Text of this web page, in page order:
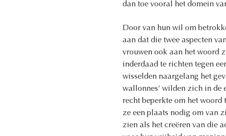
dan toe vooral het domein
Door van hun wil om
aan dat die twee aspecten
vrouwen ook aan het woord
inderdaad te richten tegen
wisselden naargelang het
wallonnes’ wilden zich in de
recht beperkte om het
ze een plaats nodig om van
zien als het creëren van die